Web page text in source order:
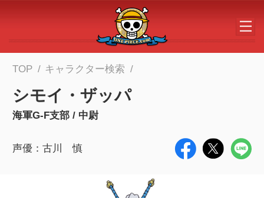
メインコンテンツへスキップする
TOP キャラクター検索
シモイ・ザッパ
海軍G-F支部 / 中尉
声優：古川 慎